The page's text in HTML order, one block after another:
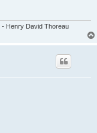
- Henry David Thoreau